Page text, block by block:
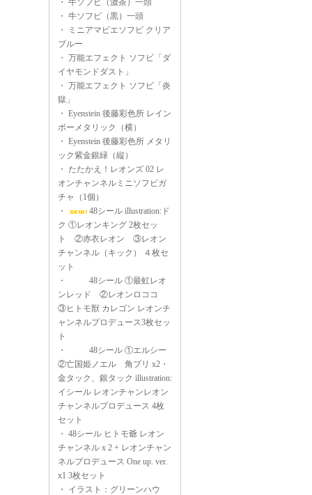
・ 牛ソフビ（濃茶）一頭
・ 牛ソフビ（黒）一頭
・
ミニアマビエソフビ クリア
ブルー
・ 万能エフェクト ソフビ「ダ
イヤモンドダスト」
・ 万能エフェクト ソフビ「炎
獄」
・ Eyenstein 後藤彩色所 レイン
ボーメタリック（横）
・ Eyenstein 後藤彩色所 メタリ
ック紫金銀緑（縦）
・ たたかえ！レオンズ 02 レ
オンチャンネルミニソフビガ
チャ（1個）
・
48シール illustration:ド
ク ①レオンキング 2枚セッ
ト ②赤衣レオン ③レオン
チャンネル（キック） ４枚セ
ット
・
48シール ①最虹レオ
ンレッド ②レオンロココ
③ヒトモ獣 カレゴン レオンチ
ャンネルプロデュース3枚セッ
ト
・
48シール ①エルシー
②亡国姫ノエル 角プリ x2・
金タック、銀タック illustration:
イシール レオンチャンレオン
チャンネルプロデュース 4枚
セット
・ 48シール ヒトモ爺 レオン
チャンネル x 2 + レオンチャン
ネルプロデュース One up. ver.
x1 3枚セット
・ イラスト：グリーンハウ